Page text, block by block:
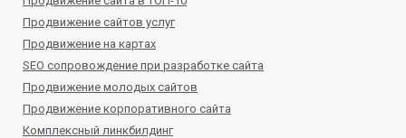
Продвижение сайтов услуг
Продвижение на картах
SEO сопровождение при разработке сайта
Продвижение молодых сайтов
Продвижение корпоративного сайта
Комплексный линкбилдинг